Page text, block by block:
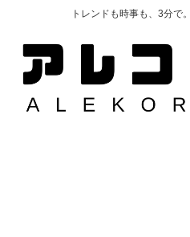
トレンドも時事も、3分で